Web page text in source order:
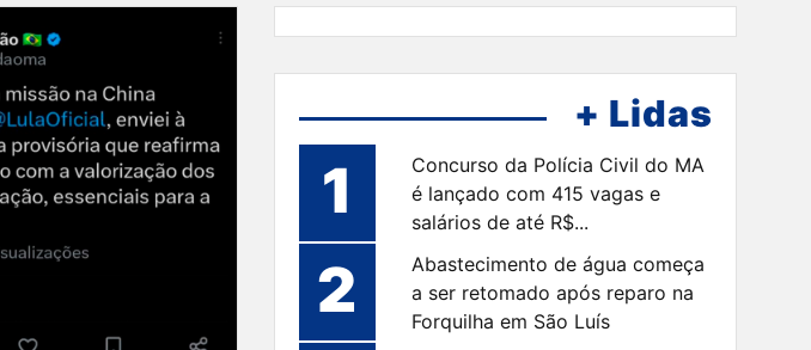
+ Lidas
1
Concurso da Polícia Civil do MA
é lançado com 415 vagas e
salários de até R$...
2
Abastecimento de água começa
a ser retomado após reparo na
Forquilha em São Luís